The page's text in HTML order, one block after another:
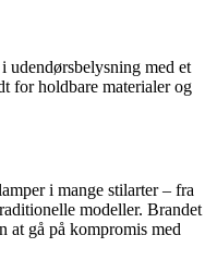
udendørsbelysning med et
for holdbare materialer og
i mange stilarter – fra
modeller. Brandet
at gå på kompromis med